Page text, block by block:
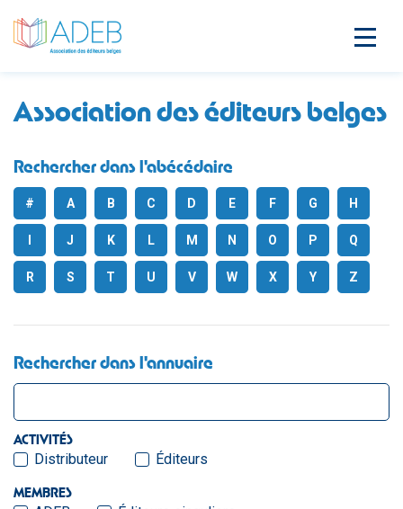
Association des éditeurs belges
Rechercher dans l'abécédaire
# A B C D E F G H
J K L M N O P Q
R S T U V W X Y Z
Rechercher dans l'annuaire
ACTIVITÉS
Distributeur Éditeurs
MEMBRES